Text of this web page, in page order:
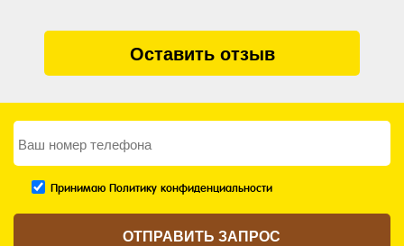
Оставить отзыв
Принимаю Политику конфиденциальности